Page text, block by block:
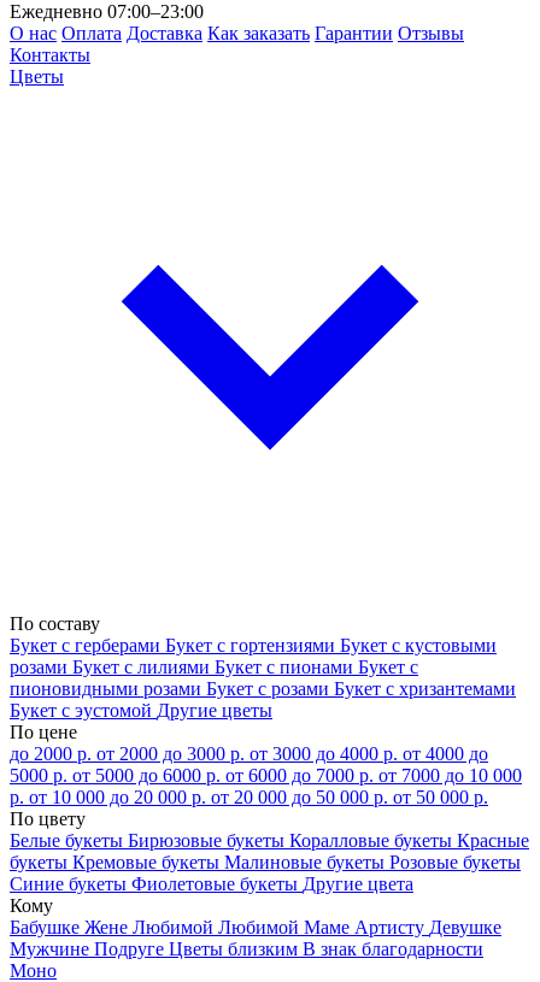
Ежедневно 07:00–23:00
О нас Оплата Доставка Как заказать Гарантии Отзывы
Контакты
Цветы
По составу
Букет с герберами Букет с гортензиями Букет с кустовыми
розами Букет с лилиями Букет с пионами Букет с
пионовидными розами Букет с розами Букет с хризантемами
Букет с эустомой Другие цветы
По цене
до 2000 р. от 2000 до 3000 р. от 3000 до 4000 р. от 4000 до
5000 р. от 5000 до 6000 р. от 6000 до 7000 р. от 7000 до 10 000
р. от 10 000 до 20 000 р. от 20 000 до 50 000 р. от 50 000 р.
По цвету
Белые букеты Бирюзовые букеты Коралловые букеты Красные
букеты Кремовые букеты Малиновые букеты Розовые букеты
Синие букеты Фиолетовые букеты Другие цвета
Кому
Бабушке Жене Любимой Любимой Маме Артисту Девушке
Мужчине Подруге Цветы близким В знак благодарности
Моно